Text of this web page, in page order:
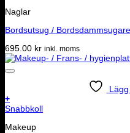
Naglar
Bordsutsug /
695.00 kr inkl. moms
+
Snabbkoll
Makeup